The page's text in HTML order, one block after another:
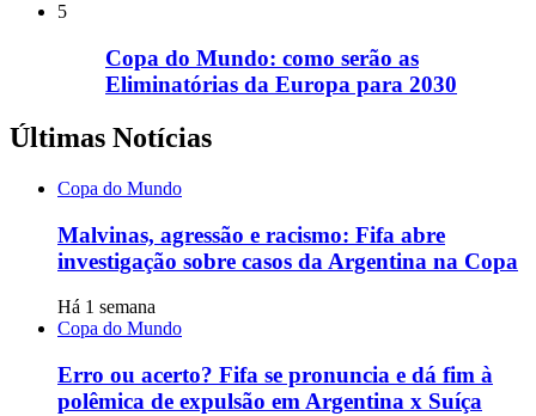
5
Copa do Mundo: como serão as
Eliminatórias da Europa para 2030
Últimas Notícias
Copa do Mundo
Malvinas, agressão e racismo: Fifa abre
investigação sobre casos da Argentina na Copa
Há 1 semana
Copa do Mundo
Erro ou acerto? Fifa se pronuncia e dá fim à
polêmica de expulsão em Argentina x Suíça